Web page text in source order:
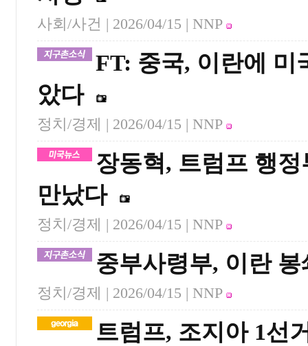
사회/사건 | 2026/04/15 | NNP
FT: 중국, 이란에 미
았다
정치/경제 | 2026/04/15 | NNP
장동혁, 트럼프 행
만났다
정치/경제 | 2026/04/15 | NNP
중부사령부, 이란
정치/경제 | 2026/04/15 | NNP
트럼프, 조지아 1선